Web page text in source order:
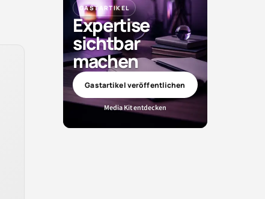
GASTARTIKEL
Expertise
sichtbar
machen
Gastartikel veröffentlichen
Media Kit entdecken